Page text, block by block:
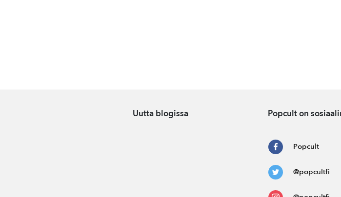
Uutta blogissa Popcult on
Popcult
@popcultfi